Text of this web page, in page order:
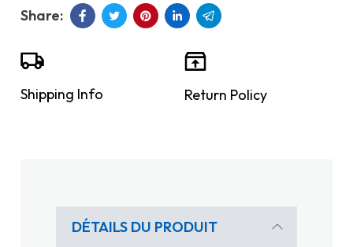
Shipping Info Return Policy
DÉTAILS DU PRODUIT